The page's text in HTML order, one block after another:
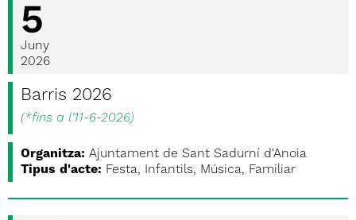
5
Juny
2026
Barris 2026
(*fins a l'11-6-2026)
Organitza: Ajuntament de Sant Sadurní d'Anoia
Tipus d'acte: Festa, Infantils, Música, Familiar